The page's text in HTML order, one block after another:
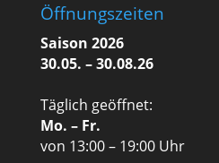
Öffnungszeiten
Saison 2026
30.05. – 30.08.26
Täglich geöffnet:
Mo. – Fr.
von 13:00 – 19:00 Uhr